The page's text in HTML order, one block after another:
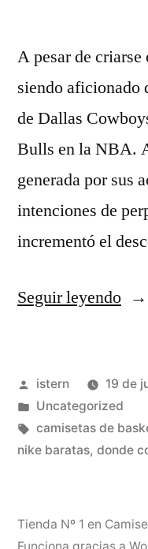
A pesar de
siendo aficionado
de Dallas
Bulls en la NBA.
generada por sus
intenciones de
incrementó el
Seguir leyendo
nba
Publicado
por
istern
19 de
Publicado
en
Uncategorized
Etiquetas:
camisetas de
nike baratas, donde
Tienda Nº 1 en